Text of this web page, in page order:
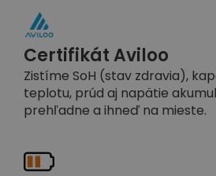
Certifikát Aviloo
Zistíme SoH (stav zdravia),
teplotu, prúd aj napätie
prehľadne a ihneď na mieste.